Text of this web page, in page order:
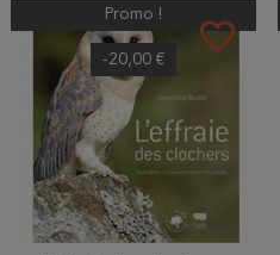
favorite_border
Promo !
-20,00 €